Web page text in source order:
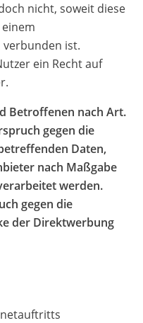
nicht, soweit diese
ist.
ein Recht auf
Betroffenen nach Art.
gegen die
Daten,
nach Maßgabe
werden.
gegen die
der Direktwerbung